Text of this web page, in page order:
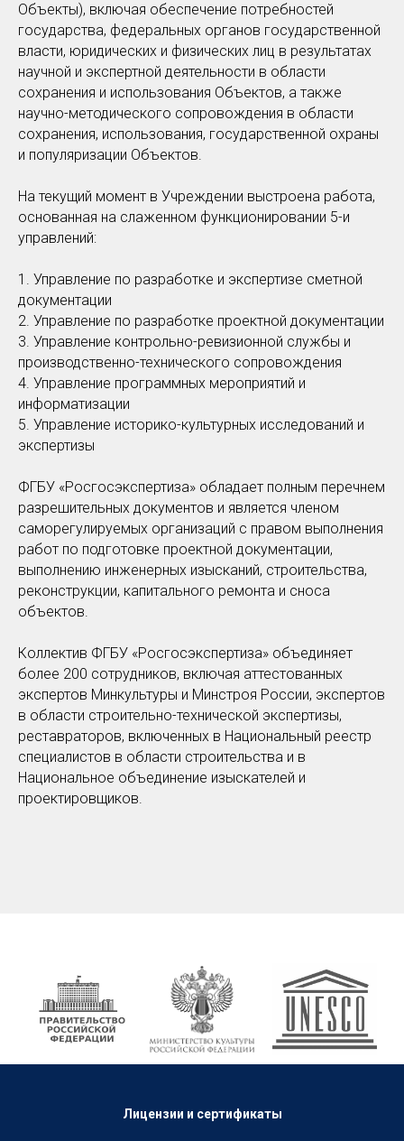
Объекты), включая обеспечение потребностей
государства, федеральных органов государственной
власти, юридических и физических лиц в результатах
научной и экспертной деятельности в области
сохранения и использования Объектов, а также
научно-методического сопровождения в области
сохранения, использования, государственной охраны
и популяризации Объектов.
На текущий момент в Учреждении выстроена работа,
основанная на слаженном функционировании 5-и
управлений:
1. Управление по разработке и экспертизе сметной
документации
2. Управление по разработке проектной документации
3. Управление контрольно-ревизионной службы и
производственно-технического сопровождения
4. Управление программных мероприятий и
информатизации
5. Управление историко-культурных исследований и
экспертизы
ФГБУ «Росгосэкспертиза» обладает полным перечнем
разрешительных документов и является членом
саморегулируемых организаций с правом выполнения
работ по подготовке проектной документации,
выполнению инженерных изысканий, строительства,
реконструкции, капитального ремонта и сноса
объектов.
Коллектив ФГБУ «Росгосэкспертиза» объединяет
более 200 сотрудников, включая аттестованных
экспертов Минкультуры и Минстроя России, экспертов
в области строительно-технической экспертизы,
реставраторов, включенных в Национальный реестр
специалистов в области строительства и в
Национальное объединение изыскателей и
проектировщиков.
Лицензии и сертификаты